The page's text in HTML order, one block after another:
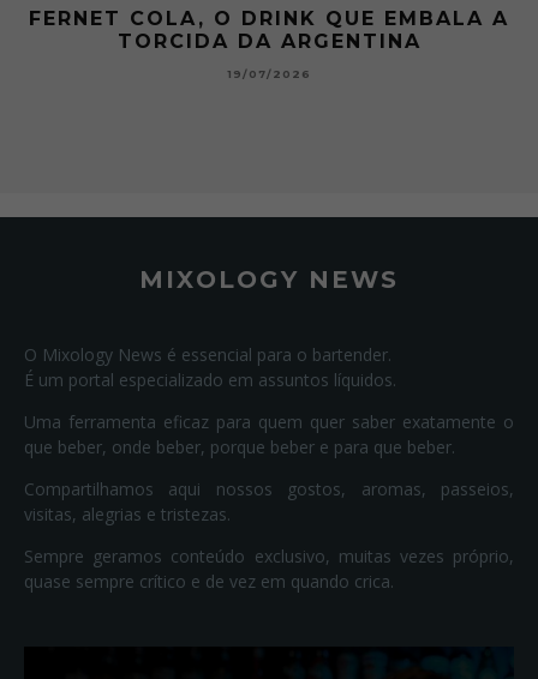
FERNET COLA, O DRINK QUE EMBALA A
TORCIDA DA ARGENTINA
19/07/2026
MIXOLOGY NEWS
O Mixology News é essencial para o bartender.
É um portal especializado em assuntos líquidos.
Uma ferramenta eficaz para quem quer saber exatamente o
que beber, onde beber, porque beber e para que beber.
Compartilhamos aqui nossos gostos, aromas, passeios,
visitas, alegrias e tristezas.
Sempre geramos conteúdo exclusivo, muitas vezes próprio,
quase sempre crítico e de vez em quando crica.